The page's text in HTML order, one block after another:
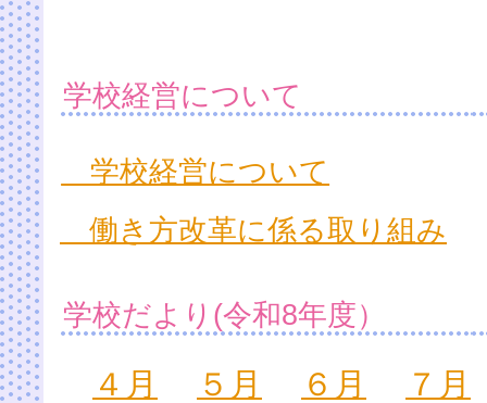
学校経営について
学校経営について
働き方改革に係る取り組み
学校だより(令和8年度）
４月 ５月 ６月
７月